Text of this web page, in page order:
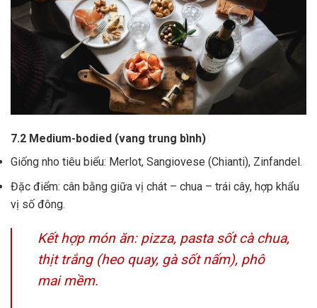
7.2 Medium-bodied (vang trung bình)
Giống nho tiêu biểu: Merlot, Sangiovese (Chianti), Zinfandel.
Đặc điểm: cân bằng giữa vị chát – chua – trái cây, hợp khẩu
vị số đông.
Kết hợp món ăn: pizza, pasta sốt cà chua,
thịt trắng (heo quay, gà sốt nấm), phô
mai mềm.